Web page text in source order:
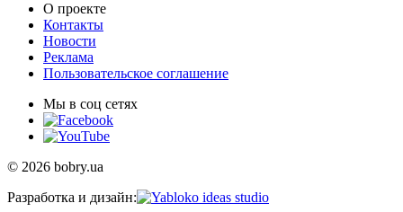
О проекте
Контакты
Новости
Реклама
Пользовательское соглашение
Мы в соц сетях
© 2026 bobry.ua
Разработка и дизайн: